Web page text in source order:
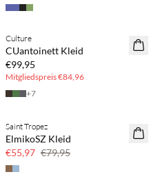
NEUHEITEN
BASIC DEAL
Culture
CUantoinett Kleid
€99,95
Mitgliedspreis€84,96
+7
SAVE20
Saint Tropez
ElmikoSZ Kleid
€55,97 €79,95